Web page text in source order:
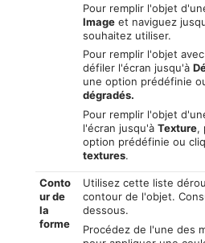
Pour remplir l'objet
Image et naviguez
souhaitez utiliser.
Pour remplir l'objet
défiler l'écran jusqu'à
une option prédéfinie
dégradés.
Pour remplir l'objet
l'écran jusqu'àTexture,
option prédéfinie ou
textures.
Conto
ur de
la
forme
Utilisez cette liste
contour de l'objet.
dessous.
Procédez de l'une des